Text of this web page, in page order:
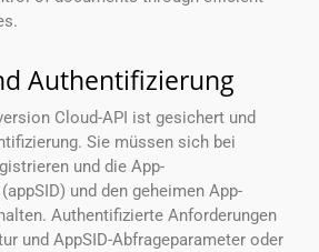
Authentifizierung
Cloud-API ist gesichert und
Sie müssen sich bei
und die App-
und den geheimen App-
Authentifizierte Anforderungen
und AppSID-Abfrageparameter oder